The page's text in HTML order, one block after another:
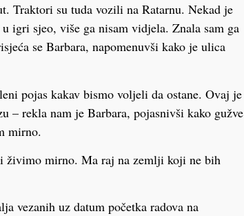
Traktori su tuda vozili na Ratarnu. Nekad je
igri sjeo, više ga nisam vidjela. Znala sam ga
se Barbara, napomenuvši kako je ulica
pojas kakav bismo voljeli da ostane. Ovaj je
– rekla nam je Barbara, pojasnivši kako gužve
mirno.
živimo mirno. Ma raj na zemlji koji ne bih
vezanih uz datum početka radova na